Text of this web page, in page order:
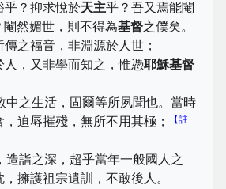
乎？抑求悅於天主乎？吾又焉能閹
閹然媚世，則不得為基督之僕矣。
之福音，非淵源於人世；
人，又非學而知之，惟憑耶穌基督
中之生活，固爾等所夙聞也。當時
，迫辱摧殘，無所不用其極；
【註
造詣之深，超乎當年一般國人之
擁護祖宗遺訓，不敢後人。